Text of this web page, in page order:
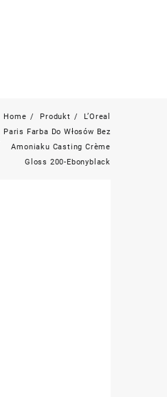
Home Produkt
L’Oreal
Paris Farba Do Włosów Bez
Amoniaku Casting Crème
Gloss 200-Ebonyblack